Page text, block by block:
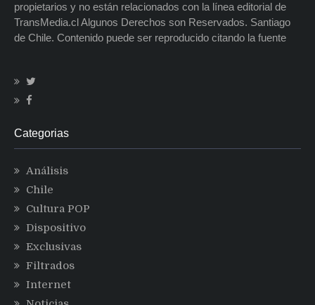
propietarios y no están relacionados con la línea editorial de
TransMedia.cl Algunos Derechos son Reservados. Santiago
de Chile. Contenido puede ser reproducido citando la fuente
Categorias
Análisis
Chile
Cultura POP
Dispositivo
Exclusivas
Filtrados
Internet